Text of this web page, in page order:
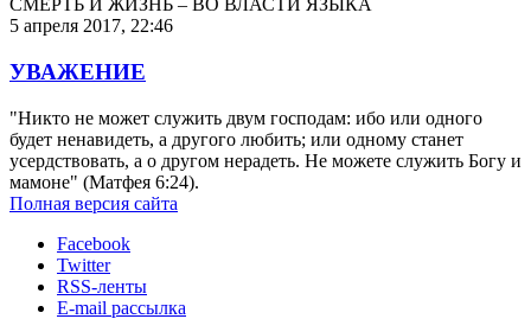
СМЕРТЬ И ЖИЗНЬ – ВО ВЛАСТИ ЯЗЫКА
5 апреля 2017, 22:46
УВАЖЕНИЕ
"Никто не может служить двум господам: ибо или одного
будет ненавидеть, а другого любить; или одному станет
усердствовать, а о другом нерадеть. Не можете служить Богу и
мамоне" (Матфея 6:24).
Полная версия сайта
Facebook
Twitter
RSS-ленты
E-mail рассылка